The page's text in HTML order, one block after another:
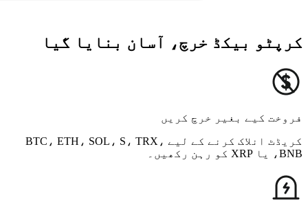
کرپٹو بیکڈ خرچ، آسان بنایا گیا
فروخت کیے بغیر خرچ کریں
کریڈٹ انلاک کرنے کے لیے BTC، ETH، SOL، S، TRX،
BNB، یا XRP کو رہن رکھیں۔